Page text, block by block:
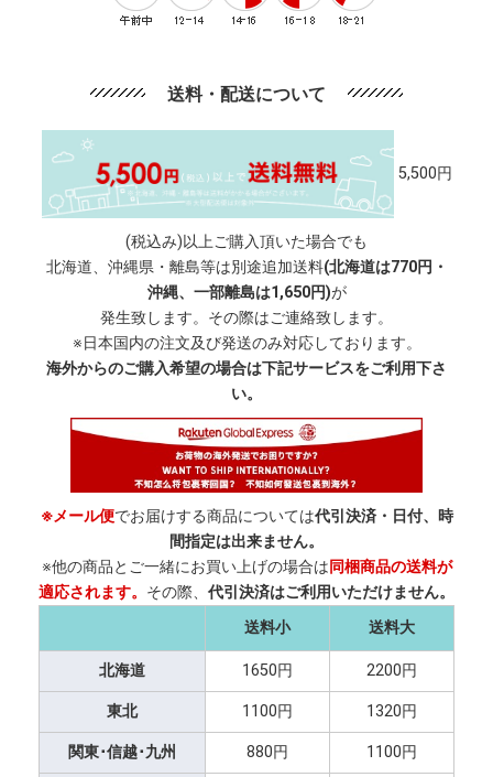
送料・配送について
5,500円
(税込み)以上ご購入頂いた場合でも
北海道、沖縄県・離島等は別途追加送料(北海道は770円・
沖縄、一部離島は1,650円)が
発生致します。その際はご連絡致します。
※日本国内の注文及び発送のみ対応しております。
海外からのご購入希望の場合は下記サービスをご利用下さ
い。
※メール便でお届けする商品については代引決済・日付、時
間指定は出来ません。
※他の商品とご一緒にお買い上げの場合は同梱商品の送料が
適応されます。 その際、 代引決済はご利用いただけません。
送料小
送料大
北海道 1650円 2200円
東北 1100円 1320円
関東･信越･九州 880円 1100円